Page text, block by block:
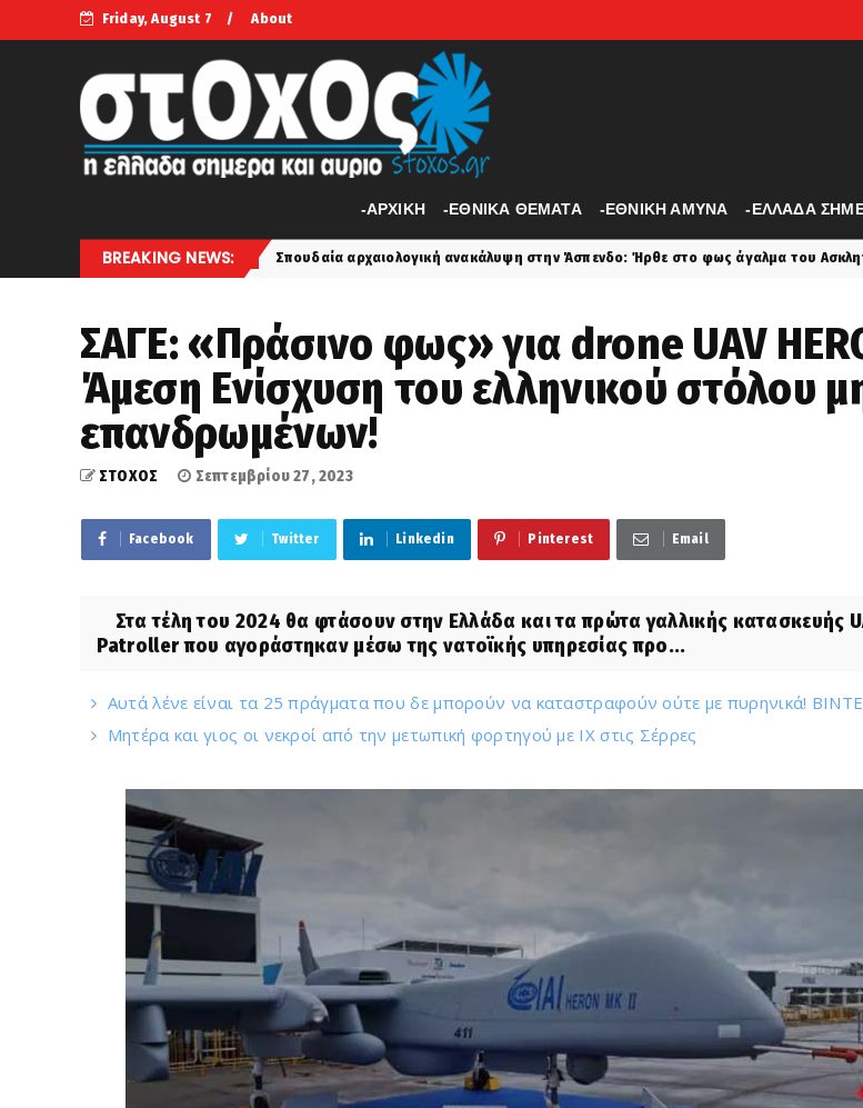
Friday, August 7 About
-APXIKH -ΕΘΝΙΚΑ ΘΕΜΑΤΑ -ΕΘΝΙΚΗ ΑΜΥΝΑ -ΕΛΛΑΔΑ
BREAKING NEWS:
latest Σπουδαία αρχαιολογική ανακάλυψη στην Άσπενδο: Ήρθε στο φως άγαλμα του Ασκληπιού 1.800 ετών
ΣΑΓΕ: «Πράσινο φως» για drone UAV
Άμεση Ενίσχυση του ελληνικού στόλου
επανδρωμένων!
ΣΤΟΧΟΣ Σεπτεμβρίου 27, 2023
Facebook Twitter Linkedin Pinterest Email
Στα τέλη του 2024 θα φτάσουν στην Ελλάδα και τα πρώτα γαλλικής κατασκευής
Patroller που αγοράστηκαν μέσω της νατοϊκής υπηρεσίας προ...
Αυτά λένε είναι τα 25 πράγματα που δε μπορούν να καταστραφούν ούτε με πυρηνικά!
Μητέρα και γιος οι νεκροί από την μετωπική φορτηγού με ΙΧ στις Σέρρες